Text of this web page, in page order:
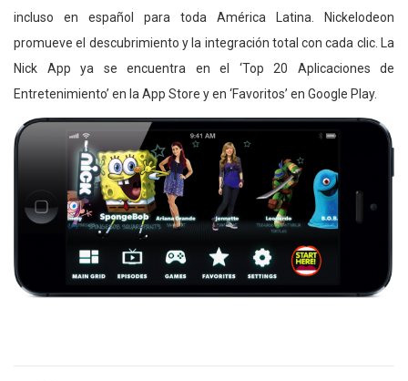
incluso en español para toda América Latina. Nickelodeon
promueve el descubrimiento y la integración total con cada clic. La
Nick App ya se encuentra en el ‘Top 20 Aplicaciones de
Entretenimiento’ en la App Store y en ‘Favoritos’ en Google Play.